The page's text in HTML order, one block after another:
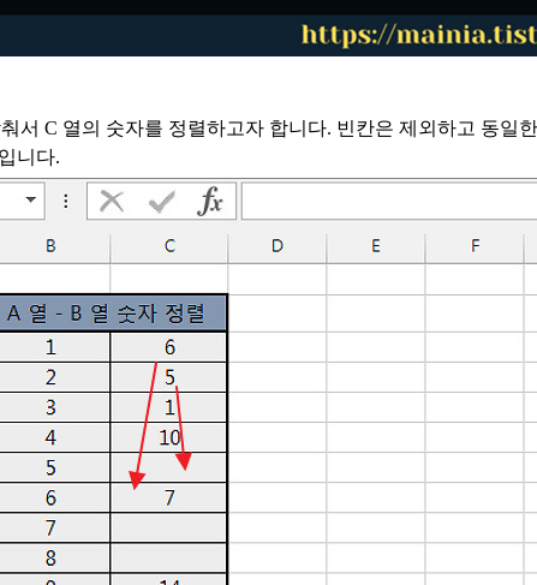
서 C 열의 숫자를 정렬하고자 합니다. 빈칸은 제외하고 동일
니다.